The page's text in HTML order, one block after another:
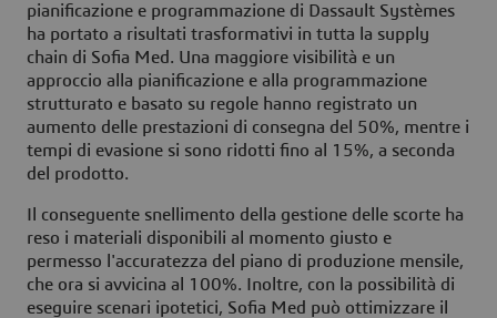
pianificazione e programmazione di Dassault Systèmes
ha portato a risultati trasformativi in tutta la supply
chain di Sofia Med. Una maggiore visibilità e un
approccio alla pianificazione e alla programmazione
strutturato e basato su regole hanno registrato un
aumento delle prestazioni di consegna del 50%, mentre i
tempi di evasione si sono ridotti fino al 15%, a seconda
del prodotto.
Il conseguente snellimento della gestione delle scorte ha
reso i materiali disponibili al momento giusto e
permesso l'accuratezza del piano di produzione mensile,
che ora si avvicina al 100%. Inoltre, con la possibilità di
eseguire scenari ipotetici, Sofia Med può ottimizzare il